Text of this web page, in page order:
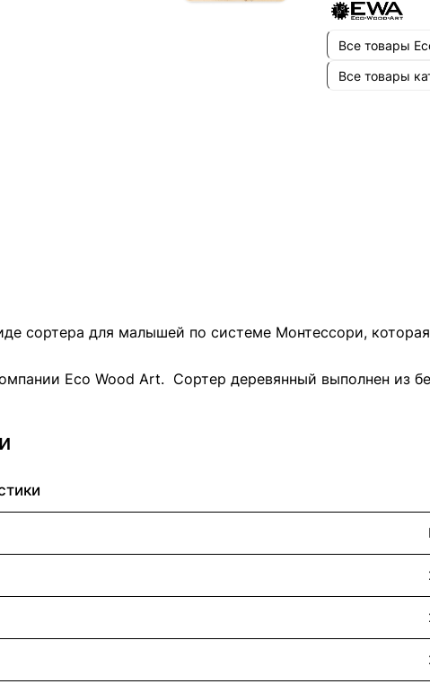
Все товары
Все товары
сортера для малышей по системе Монтессори,
Eco Wood Art. Сортер деревянный выполнен из